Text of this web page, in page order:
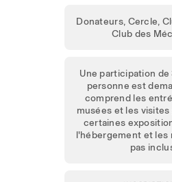
Donateurs, Cercle,
Club des
Une participation de
personne est
comprend les
musées et les
certaines
l'hébergement et les
pas